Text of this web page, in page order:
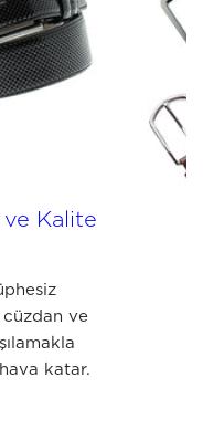
Kalite
cüzdan ve
katar.